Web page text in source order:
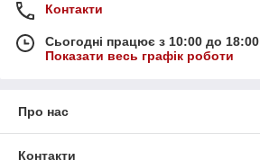
Контакти
Сьогодні працює з 10:00 до 18:00
Показати весь графік роботи
Про нас
Контакти